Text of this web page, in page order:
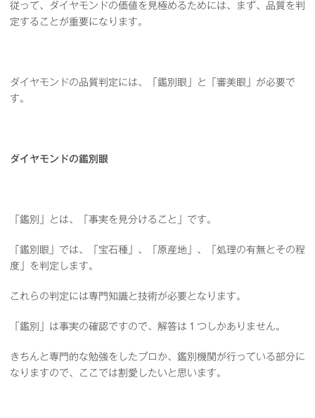
従って、ダイヤモンドの価値を見極めるためには、まず、品質を判
定することが重要になります。
ダイヤモンドの品質判定には、「鑑別眼」と「審美眼」が必要で
す。
ダイヤモンドの鑑別眼
「鑑別」とは、「事実を見分けること」です。
「鑑別眼」では、「宝石種」、「原産地」、「処理の有無とその程
度」を判定します。
これらの判定には専門知識と技術が必要となります。
「鑑別」は事実の確認ですので、解答は１つしかありません。
きちんと専門的な勉強をしたプロか、鑑別機関が行っている部分に
なりますので、ここでは割愛したいと思います。